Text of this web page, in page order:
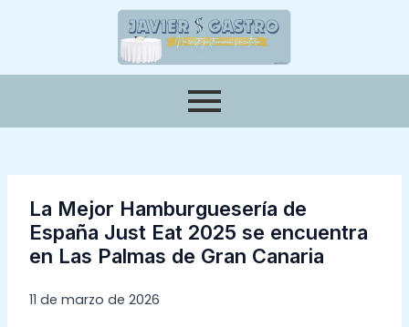
La Mejor Hamburguesería de
España Just Eat 2025 se encuentra
en Las Palmas de Gran Canaria
11 de marzo de 2026